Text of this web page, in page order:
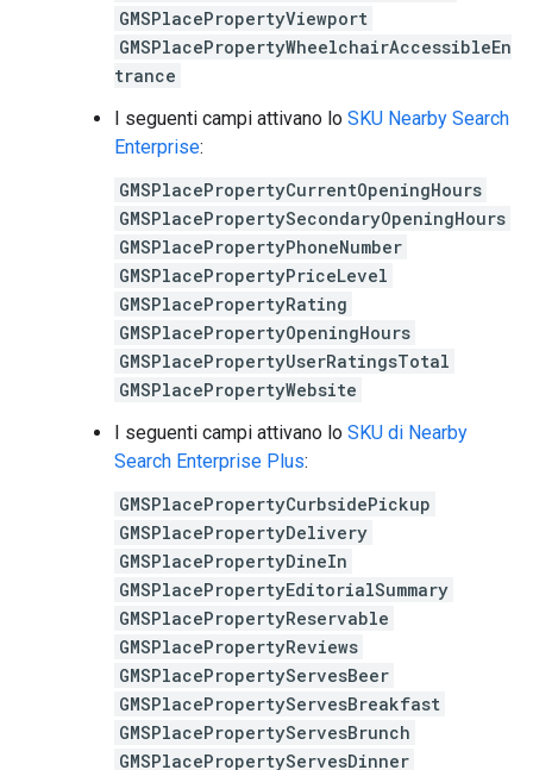
GMSPlacePropertyViewport
GMSPlacePropertyWheelchairAccessibleEn
trance
I seguenti campi attivano lo SKU Nearby Search
Enterprise:
GMSPlacePropertyCurrentOpeningHours
GMSPlacePropertySecondaryOpeningHours
GMSPlacePropertyPhoneNumber
GMSPlacePropertyPriceLevel
GMSPlacePropertyRating
GMSPlacePropertyOpeningHours
GMSPlacePropertyUserRatingsTotal
GMSPlacePropertyWebsite
I seguenti campi attivano lo SKU di Nearby
Search Enterprise Plus:
GMSPlacePropertyCurbsidePickup
GMSPlacePropertyDelivery
GMSPlacePropertyDineIn
GMSPlacePropertyEditorialSummary
GMSPlacePropertyReservable
GMSPlacePropertyReviews
GMSPlacePropertyServesBeer
GMSPlacePropertyServesBreakfast
GMSPlacePropertyServesBrunch
GMSPlacePropertyServesDinner